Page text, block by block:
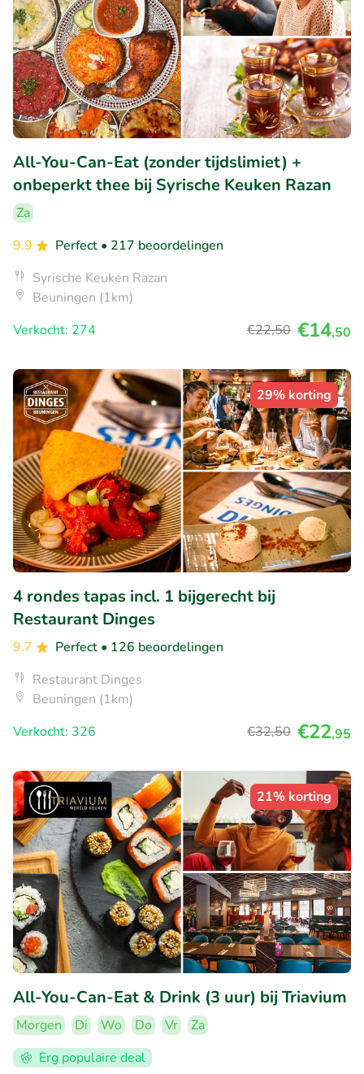
All-You-Can-Eat (zonder tijdslimiet) +
onbeperkt thee bij Syrische Keuken Razan
Za
9.9
Perfect • 217 beoordelingen
Syrische Keuken Razan
Beuningen (1km)
Verkocht: 274
€22,50 €14,50
29% korting
4 rondes tapas incl. 1 bijgerecht bij
Restaurant Dinges
9.7 Perfect • 126 beoordelingen
Restaurant Dinges
Beuningen (1km)
Verkocht: 326
€32,50 €22,95
21% korting
All-You-Can-Eat & Drink (3 uur) bij Triavium
Morgen Di Wo Do Vr
Za
Erg populaire deal